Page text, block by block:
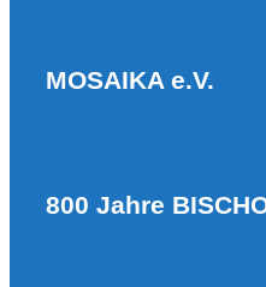
MOSAIKA e.V.
800 Jahre